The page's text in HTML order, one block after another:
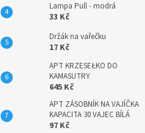
Lampa Pull - modrá
33 Kč
Držák na vařečku
17 Kč
APT KRZESEŁKO DO
KAMASUTRY
645 Kč
APT ZÁSOBNÍK NA VAJÍČKA
KAPACITA 30 VAJEC BÍLÁ
97 Kč